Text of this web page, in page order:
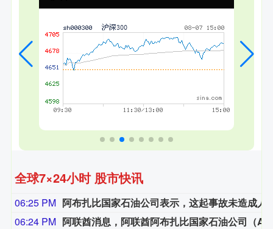
全球7×24小时 股市快讯
06:25 PM
06:24 PM